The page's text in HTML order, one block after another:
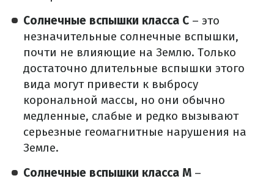
Солнечные вспышки класса С – это
незначительные солнечные вспышки,
почти не влияющие на Землю. Только
достаточно длительные вспышки этого
вида могут привести к выбросу
корональной массы, но они обычно
медленные, слабые и редко вызывают
серьезные геомагнитные нарушения на
Земле.
Солнечные вспышки класса М –